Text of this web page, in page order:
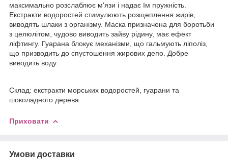
максимально розслаблює м'язи і надає їм пружність.
Екстракти водоростей стимулюють розщеплення жирів,
виводять шлаки з організму. Маска призначена для боротьби
з целюлітом, чудово виводить зайву рідину, має ефект
ліфтингу. Гуарана блокує механізми, що гальмують ліполіз,
що призводить до спустошення жирових депо. Добре
виводить воду.
Склад: екстракти морських водоростей, гуарани та
шоколадного дерева.
Приховати
Умови доставки